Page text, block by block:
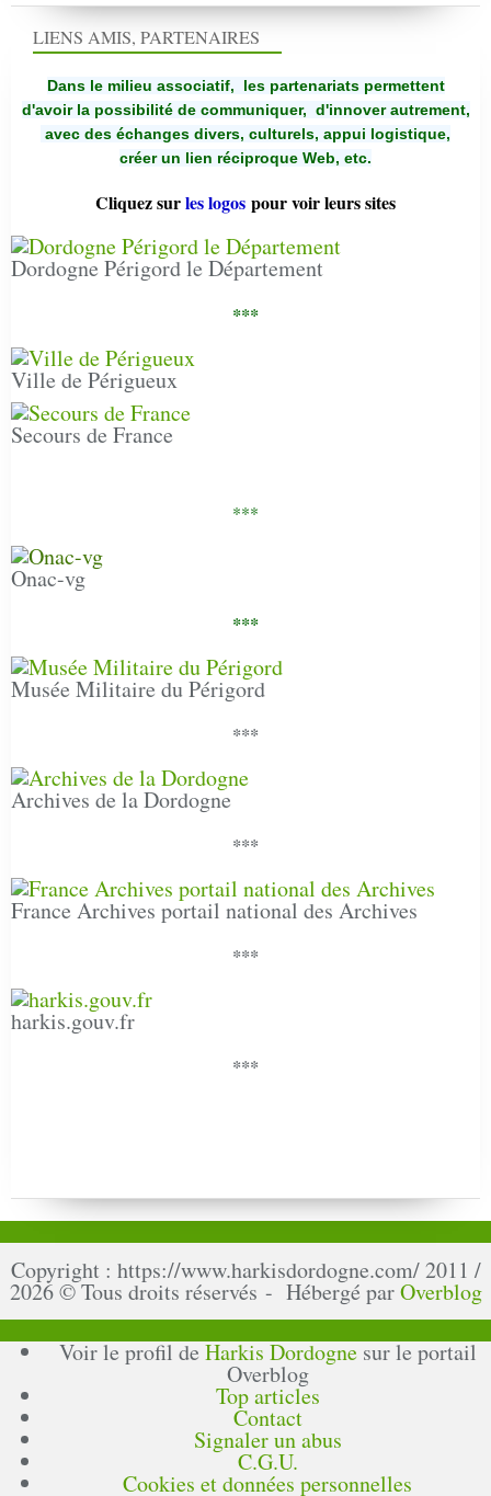
LIENS AMIS, PARTENAIRES
Dans le milieu associatif, les partenariats permettent
d'avoir la possibilité de communiquer, d'innover autrement,
avec des échanges divers, culturels, appui logistique,
créer un lien réciproque Web, etc.
Cliquez surles logos pour voir leurs sites
Dordogne Périgord le Département
***
Ville de Périgueux
Secours de France
***
Onac-vg
***
Musée Militaire du Périgord
***
Archives de la Dordogne
***
France Archives portail national des Archives
***
harkis.gouv.fr
***
Copyright : https://www.harkisdordogne.com/ 2011 /
2026 © Tous droits réservés - Hébergé parOverblog
Voir le profil deHarkis Dordognesur le portail
Overblog
Top articles
Contact
Signaler un abus
C.G.U.
Cookies et données personnelles